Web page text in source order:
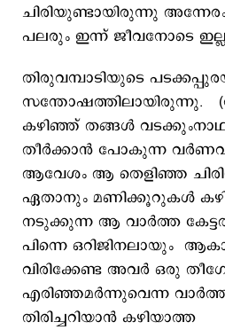
ചിരിയുണ്ടായിരുന്നു
പലരും ഇന്ന് ജീവനോടെ
തിരുവമ്പാടിയുടെ
സന്തോഷത്തിലായിരുന്നു.
കഴിഞ്ഞ് തങ്ങൾ
തീർക്കാൻ പോകുന്ന
ആവേശം ആ തെളിഞ്ഞ
ഏതാനും മണിക്കൂറുകൾ
നടുക്കുന്ന ആ വാർത്ത
പിന്നെ ഒറിജിനലായും
വിരിക്കേണ്ട അവർ ഒരു
എരിഞ്ഞമർന്നുവെന്ന
തിരിച്ചറിയാൻ കഴിയാത്ത